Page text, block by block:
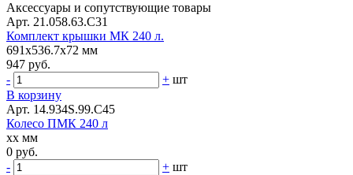
Аксессуары и сопутствующие товары
Арт. 21.058.63.С31
Комплект крышки МК 240 л.
691x536.7x72 мм
947 руб.
-
+ шт
В корзину
Арт. 14.934S.99.С45
Колесо ПМК 240 л
xx мм
0 руб.
-
+ шт